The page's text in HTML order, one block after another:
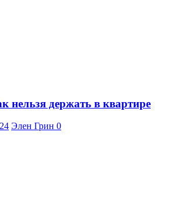
нельзя держать в квартире
Элен Грин 0